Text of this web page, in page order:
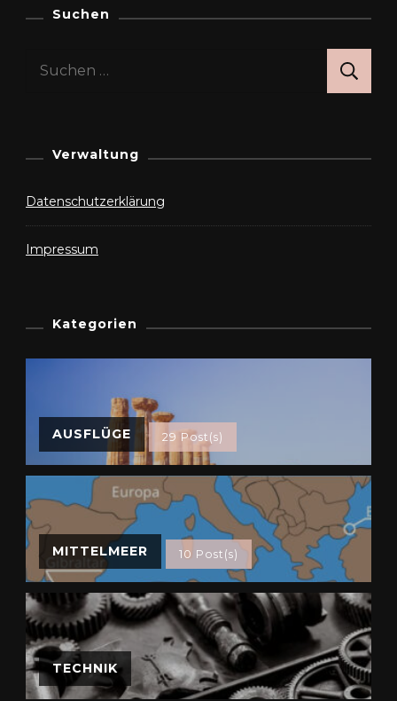
Suchen
Suchen
Verwaltung
Datenschutzerklärung
Impressum
Kategorien
AUSFLÜGE 29 Post(s)
MITTELMEER 10 Post(s)
TECHNIK